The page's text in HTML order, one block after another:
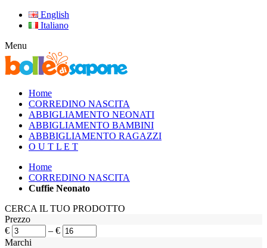
English
Italiano
Menu
Home
CORREDINO NASCITA
ABBIGLIAMENTO NEONATI
ABBIGLIAMENTO BAMBINI
ABBBIGLIAMENTO RAGAZZI
O U T L E T
Home
CORREDINO NASCITA
Cuffie Neonato
CERCA IL TUO PRODOTTO
Prezzo
€
– €
Marchi